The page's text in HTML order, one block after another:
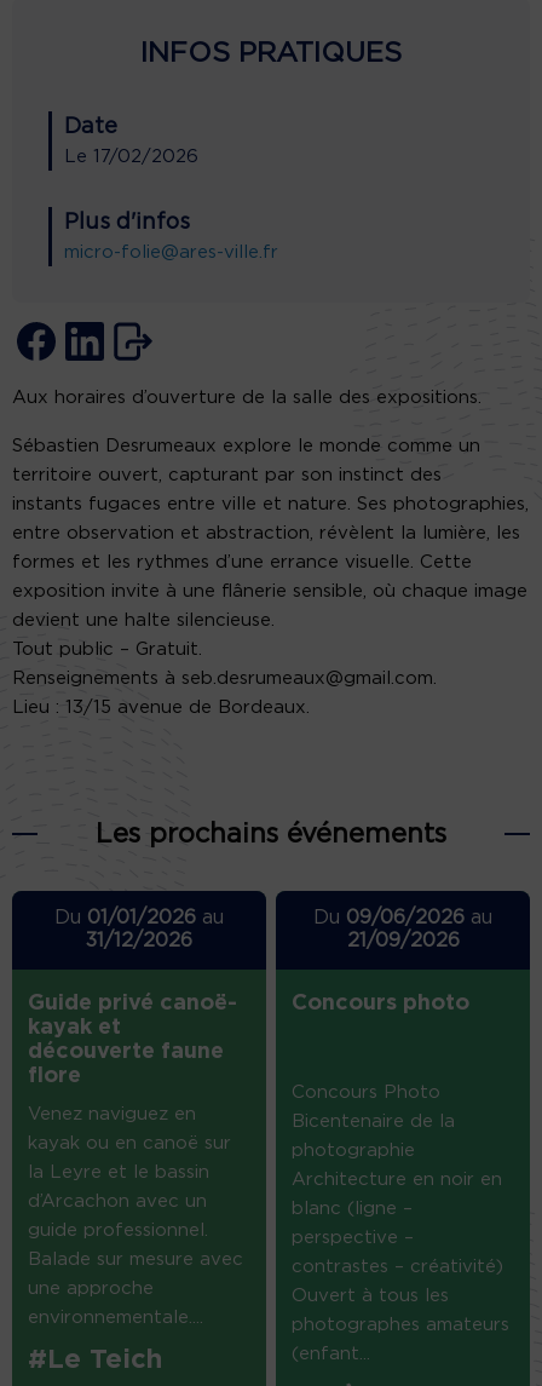
INFOS PRATIQUES
Date
Le 17/02/2026
Plus d'infos
micro-folie@ares-ville.fr
Aux horaires d’ouverture de la salle des expositions.
Sébastien Desrumeaux explore le monde comme un
territoire ouvert, capturant par son instinct des
instants fugaces entre ville et nature. Ses photographies,
entre observation et abstraction, révèlent la lumière, les
formes et les rythmes d’une errance visuelle. Cette
exposition invite à une flânerie sensible, où chaque image
devient une halte silencieuse.
Tout public – Gratuit.
Renseignements à seb.desrumeaux@gmail.com.
Lieu : 13/15 avenue de Bordeaux.
Les prochains événements
Du 01/01/2026au
31/12/2026
Guide privé canoë-
kayak et
découverte faune
flore
Venez naviguez en
kayak ou en canoë sur
la Leyre et le bassin
d’Arcachon avec un
guide professionnel.
Balade sur mesure avec
une approche
environnementale....
#Le Teich
Du 09/06/2026 au
21/09/2026
Concours photo
Concours Photo
Bicentenaire de la
photographie
Architecture en noir en
blanc (ligne –
perspective –
contrastes – créativité)
Ouvert à tous les
photographes amateurs
(enfant...